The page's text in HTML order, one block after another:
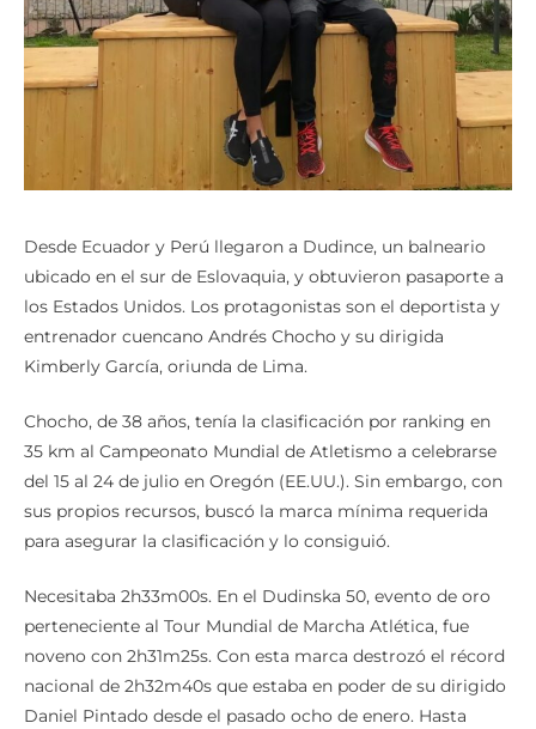
Desde Ecuador y Perú llegaron a Dudince, un balneario
ubicado en el sur de Eslovaquia, y obtuvieron pasaporte a
los Estados Unidos. Los protagonistas son el deportista y
entrenador cuencano Andrés Chocho y su dirigida
Kimberly García, oriunda de Lima.
Chocho, de 38 años, tenía la clasificación por ranking en
35 km al Campeonato Mundial de Atletismo a celebrarse
del 15 al 24 de julio en Oregón (EE.UU.). Sin embargo, con
sus propios recursos, buscó la marca mínima requerida
para asegurar la clasificación y lo consiguió.
Necesitaba 2h33m00s. En el Dudinska 50, evento de oro
perteneciente al Tour Mundial de Marcha Atlética, fue
noveno con 2h31m25s. Con esta marca destrozó el récord
nacional de 2h32m40s que estaba en poder de su dirigido
Daniel Pintado desde el pasado ocho de enero. Hasta